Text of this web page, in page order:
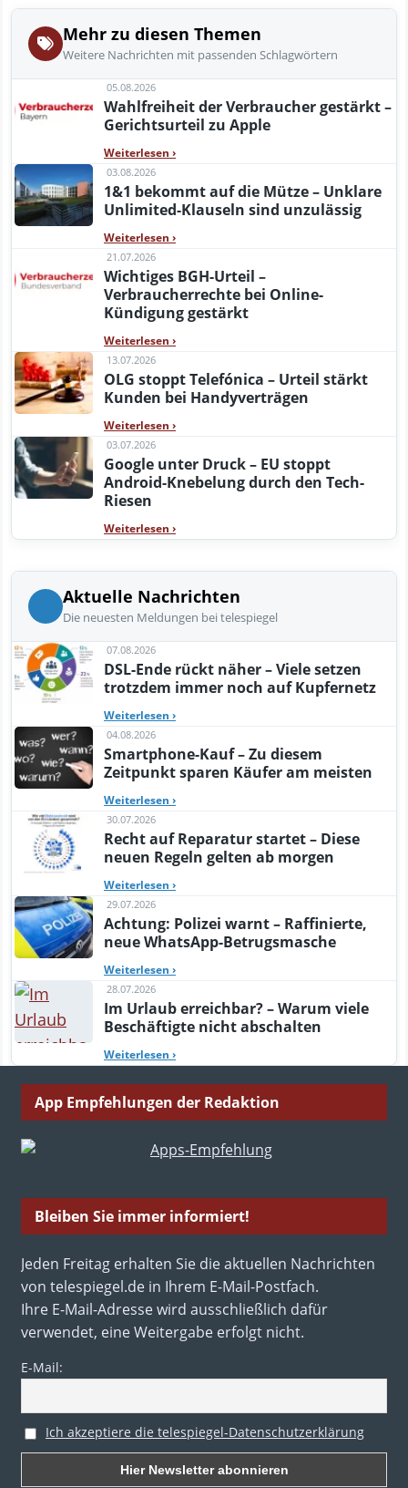
Mehr zu diesen Themen
Weitere Nachrichten mit passenden Schlagwörtern
05.08.2026
Wahlfreiheit der Verbraucher gestärkt –
Gerichtsurteil zu Apple
Weiterlesen ›
03.08.2026
1&1 bekommt auf die Mütze – Unklare
Unlimited-Klauseln sind unzulässig
Weiterlesen ›
21.07.2026
Wichtiges BGH-Urteil –
Verbraucherrechte bei Online-
Kündigung gestärkt
Weiterlesen ›
13.07.2026
OLG stoppt Telefónica – Urteil stärkt
Kunden bei Handyverträgen
Weiterlesen ›
03.07.2026
Google unter Druck – EU stoppt
Android-Knebelung durch den Tech-
Riesen
Weiterlesen ›
Aktuelle Nachrichten
Die neuesten Meldungen bei telespiegel
07.08.2026
DSL-Ende rückt näher – Viele setzen
trotzdem immer noch auf Kupfernetz
Weiterlesen ›
04.08.2026
Smartphone-Kauf – Zu diesem
Zeitpunkt sparen Käufer am meisten
Weiterlesen ›
30.07.2026
Recht auf Reparatur startet – Diese
neuen Regeln gelten ab morgen
Weiterlesen ›
29.07.2026
Achtung: Polizei warnt – Raffinierte,
neue WhatsApp-Betrugsmasche
Weiterlesen ›
28.07.2026
Im Urlaub erreichbar? – Warum viele
Beschäftigte nicht abschalten
Weiterlesen ›
App Empfehlungen der Redaktion
Bleiben Sie immer informiert!
Jeden Freitag erhalten Sie die aktuellen Nachrichten
von telespiegel.de in Ihrem E-Mail-Postfach.
Ihre E-Mail-Adresse wird ausschließlich dafür
verwendet, eine Weitergabe erfolgt nicht.
E-Mail:
Ich akzeptiere die telespiegel-Datenschutzerklärung